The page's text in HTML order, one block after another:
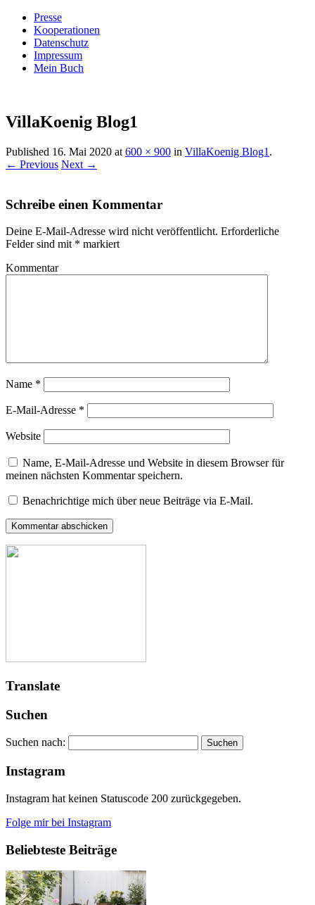
Presse
Kooperationen
Datenschutz
Impressum
Mein Buch
Villa König
VillaKoenig Blog1
Published 16. Mai 2020 at 600 × 900 in VillaKoenig Blog1 .
← Previous Next →
Schreibe einen Kommentar
Deine E-Mail-Adresse wird nicht veröffentlicht. Erforderliche
Felder sind mit * markiert
Kommentar
Name *
E-Mail-Adresse *
Website
Name, E-Mail-Adresse und Website in diesem Browser für
meinen nächsten Kommentar speichern.
Benachrichtige mich über neue Beiträge via E-Mail.
Translate
Suchen
Suchen nach:
Instagram
Instagram hat keinen Statuscode 200 zurückgegeben.
Folge mir bei Instagram
Beliebteste Beiträge